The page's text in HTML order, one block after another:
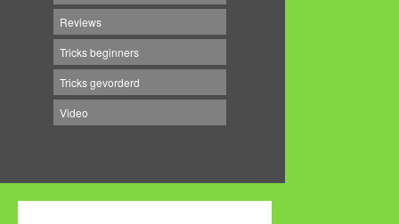
Reviews
Tricks beginners
Tricks gevorderd
Video